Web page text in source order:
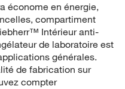
économe en énergie,
compartiment
Intérieur anti-
de laboratoire est
générales.
de fabrication sur
compter